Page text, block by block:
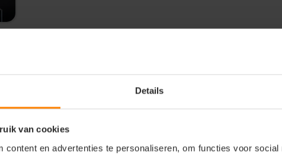
Details
van cookies
content en advertenties te personaliseren, om functies voor social